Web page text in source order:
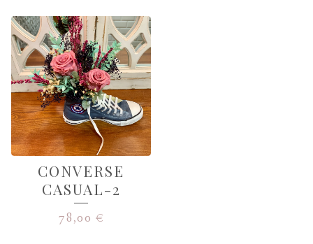
CONVERSE
CASUAL-2
78,00 €